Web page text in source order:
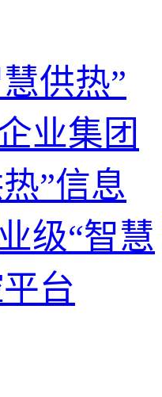
供热”
业集团
”信息
级“智慧
台